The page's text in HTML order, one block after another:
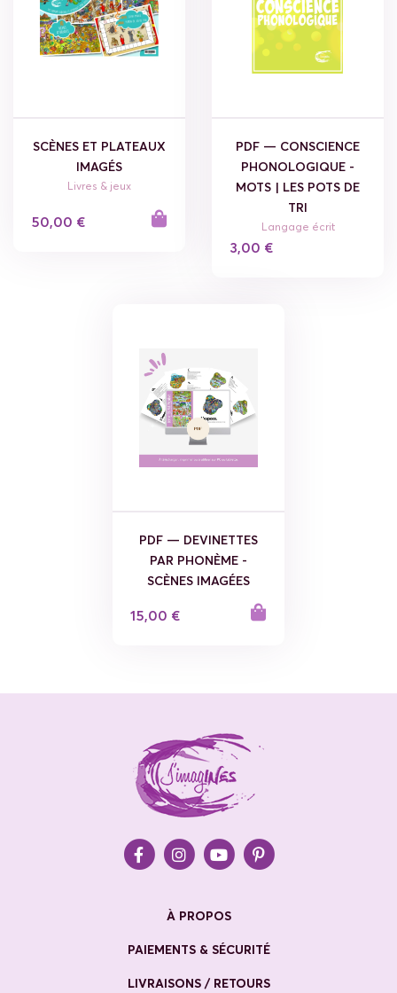
SCÈNES ET PLATEAUX
IMAGÉS
Livres & jeux
50,00 €
PDF — CONSCIENCE
PHONOLOGIQUE -
MOTS | LES POTS DE
TRI
Langage écrit
3,00 €
PDF — DEVINETTES
PAR PHONÈME -
SCÈNES IMAGÉES
15,00 €
À PROPOS
PAIEMENTS & SÉCURITÉ
LIVRAISONS / RETOURS